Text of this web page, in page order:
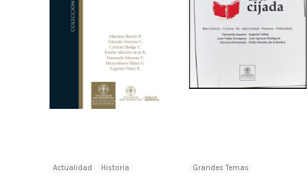
Actualidad Historia Grandes Temas